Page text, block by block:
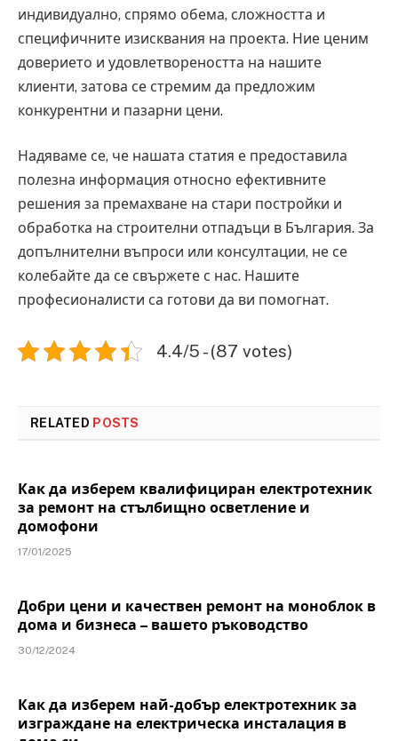
индивидуално, спрямо обема, сложността и
специфичните изисквания на проекта. Ние ценим
доверието и удовлетвореността на нашите
клиенти, затова се стремим да предложим
конкурентни и пазарни цени.
Надяваме се, че нашата статия е предоставила
полезна информация относно ефективните
решения за премахване на стари постройки и
обработка на строителни отпадъци в България. За
допълнителни въпроси или консултации, не се
колебайте да се свържете с нас. Нашите
професионалисти са готови да ви помогнат.
4.4/5 - (87 votes)
RELATED POSTS
Как да изберем квалифициран електротехник
за ремонт на стълбищно осветление и
домофони
17/01/2025
Добри цени и качествен ремонт на моноблок в
дома и бизнеса – вашето ръководство
30/12/2024
Как да изберем най-добър електротехник за
изграждане на електрическа инсталация в